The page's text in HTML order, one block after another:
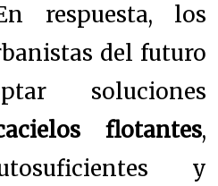
respuesta, los
del futuro
soluciones
flotantes,
y